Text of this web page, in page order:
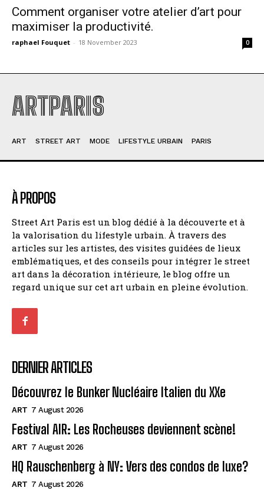
Comment organiser votre atelier dʼart pour
maximiser la productivité.
raphael Fouquet - 18 November 2023 0
ARTPARIS
ART STREET ART MODE LIFESTYLE URBAIN PARIS
À PROPOS
Street Art Paris est un blog dédié à la découverte et à
la valorisation du lifestyle urbain. À travers des
articles sur les artistes, des visites guidées de lieux
emblématiques, et des conseils pour intégrer le street
art dans la décoration intérieure, le blog offre un
regard unique sur cet art urbain en pleine évolution.
DERNIER ARTICLES
Découvrez le Bunker Nucléaire Italien du XXe
ART 7 August 2026
Festival AIR: Les Rocheuses deviennent scène!
ART 7 August 2026
HQ Rauschenberg à NY: Vers des condos de luxe?
ART 7 August 2026